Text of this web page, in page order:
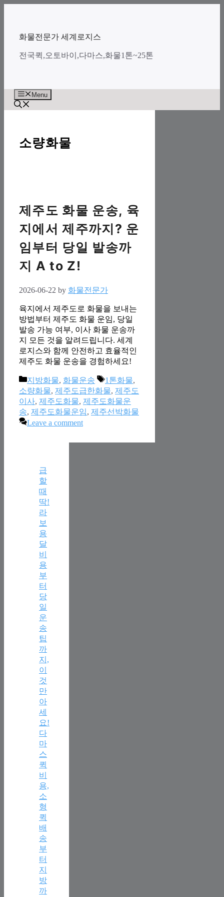
화물전문가 세계로지스
전국퀵,오토바이,다마스,화물1톤~25톤
Menu
소량화물
제주도 화물 운송, 육
지에서 제주까지? 운
임부터 당일 발송까
지 A to Z!
2026-06-22 by 화물전문가
육지에서 제주도로 화물을 보내는
방법부터 제주도 화물 운임, 당일
발송 가능 여부, 이사 화물 운송까
지 모든 것을 알려드립니다. 세계
로지스와 함께 안전하고 효율적인
제주도 화물 운송을 경험하세요!
Categories
지방화물, 화물운송 Tags
1톤화물,
소량화물, 제주도급한화물, 제주도
이사, 제주도화물, 제주도화물운
송, 제주도화물운임, 제주선박화물
Leave a comment
급
할
때
딱!
라
보
용
달
비
용
부
터
당
일
운
송
팁
까
지,
이
것
만
아
세
요!
다
마
스
퀵
비
용,
소
형
퀵
배
송
부
터
지
방
까